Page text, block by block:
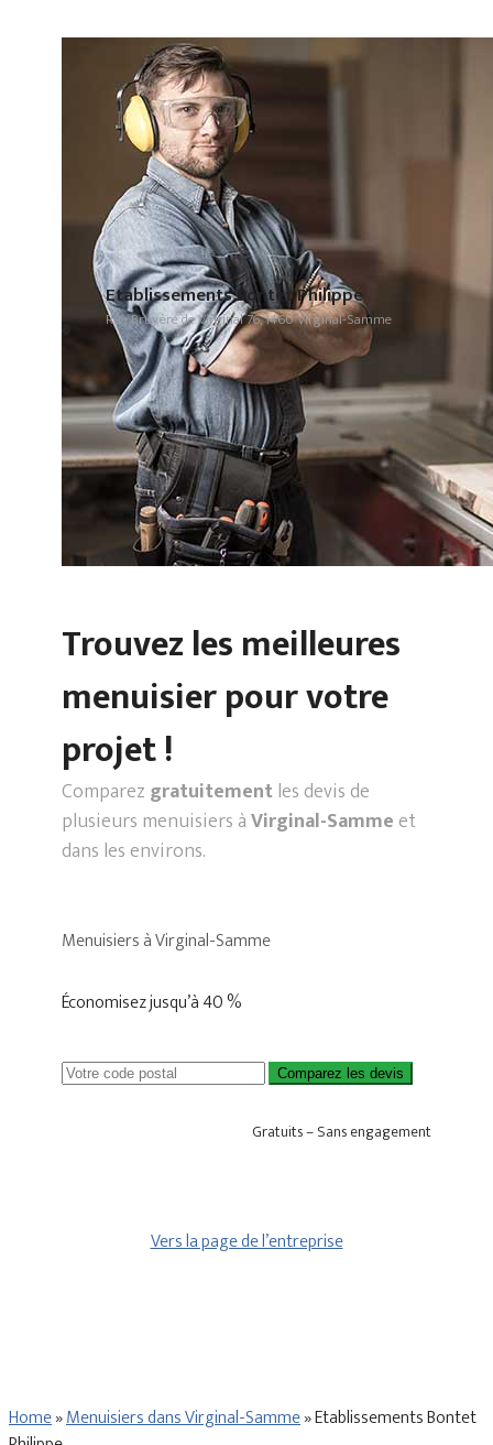
Etablissements Bontet Philippe
Rue Bruyère de Virginal 76, 1460 Virginal-Samme
Trouvez les meilleures
menuisier pour votre
projet !
Comparez gratuitementles devis de
plusieurs menuisiers àVirginal-Sammeet
dans les environs.
Menuisiers à Virginal-Samme
Économisez jusqu’à 40 %
Comparez les devis
Gratuits – Sans engagement
Vers la page de l’entreprise
Home»Menuisiers dans Virginal-Samme»Etablissements Bontet